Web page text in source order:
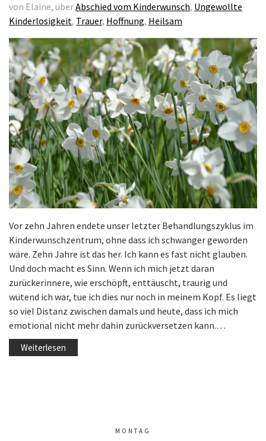
von Elaine, überAbschied vom Kinderwunsch, Ungewollte
Kinderlosigkeit, Trauer, Hoffnung, Heilsam
Vor zehn Jahren endete unser letzter Behandlungszyklus im
Kinderwunschzentrum, ohne dass ich schwanger geworden
wäre. Zehn Jahre ist das her. Ich kann es fast nicht glauben.
Und doch macht es Sinn. Wenn ich mich jetzt daran
zurückerinnere, wie erschöpft, enttäuscht, traurig und
wütend ich war, tue ich dies nur noch in meinem Kopf. Es liegt
so viel Distanz zwischen damals und heute, dass ich mich
emotional nicht mehr dahin zurückversetzen kann.…
Weiterlesen
MONTAG